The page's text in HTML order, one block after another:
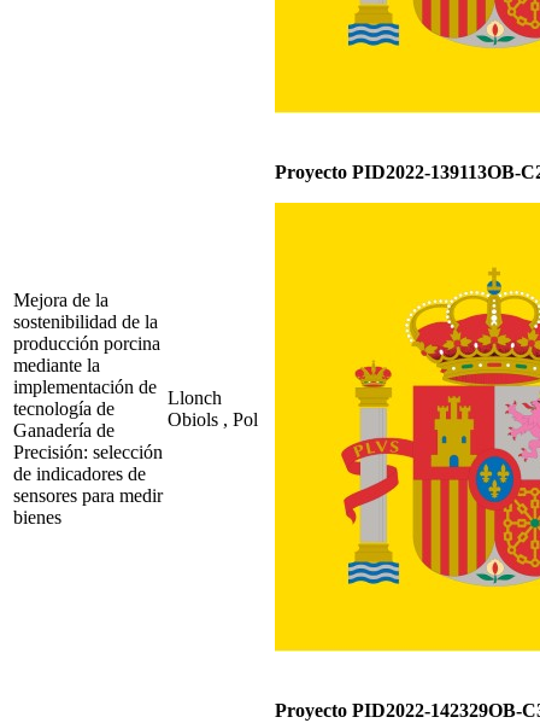
Mejora de la
sostenibilidad de la
producción porcina
mediante la
implementación de
tecnología de
Ganadería de
Precisión: selección
de indicadores de
sensores para medir
bienes
Llonch
Obiols , Pol
Proyecto PID2022-139113OB-
Proyecto PID2022-142329OB-